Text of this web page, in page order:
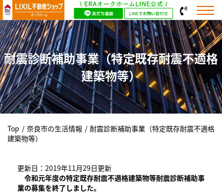
耐震診断補助事業（特定既存耐震不適格
建築物等）
Top / 奈良市の生活情報 / 耐震診断補助事業（特定既存耐震不適格
建築物等）
更新日：2019年11月29日更新
令和元年度の特定既存耐震不適格建築物等耐震診断補助事
業の募集を終了しました。